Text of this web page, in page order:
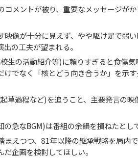
メントが被り、重要なメッセージが
像が十分に見えず、やや駆け足で弱
の工夫が望まれる。
の活動紹介等)に頼りすぎると食傷気
でなく「核とどう向き合うか」を示
草過程など)を追うこと、主要発言の映
急なBGM)は番組の余韻を損ねたとし
えつつ、81年以降の継承戦略を局内
企画を検討してほしい。